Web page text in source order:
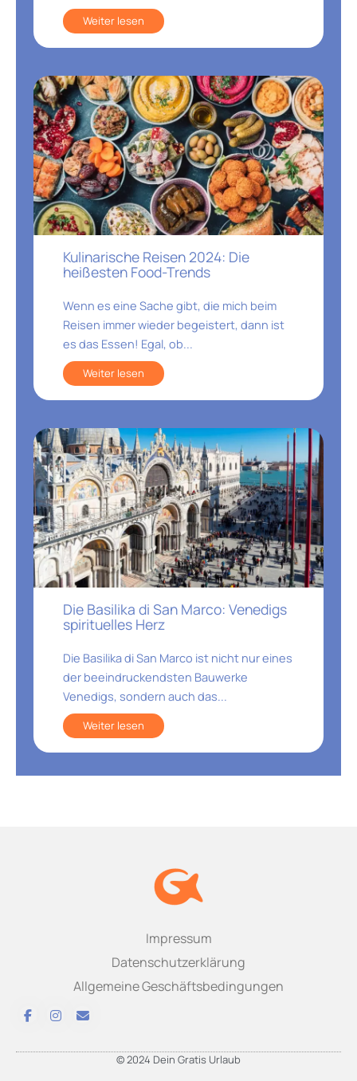
Weiter lesen
Kulinarische Reisen 2024: Die
heißesten Food-Trends
Wenn es eine Sache gibt, die mich beim
Reisen immer wieder begeistert, dann ist
es das Essen! Egal, ob...
Weiter lesen
Die Basilika di San Marco: Venedigs
spirituelles Herz
Die Basilika di San Marco ist nicht nur eines
der beeindruckendsten Bauwerke
Venedigs, sondern auch das...
Weiter lesen
Impressum
Datenschutzerklärung
Allgemeine Geschäftsbedingungen
© 2024 Dein Gratis Urlaub